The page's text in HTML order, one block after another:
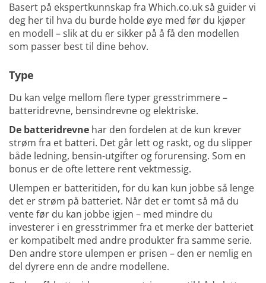
Basert på ekspertkunnskap fra Which.co.uk så guider vi
deg her til hva du burde holde øye med før du kjøper
en modell – slik at du er sikker på å få den modellen
som passer best til dine behov.
Type
Du kan velge mellom flere typer gresstrimmere –
batteridrevne, bensindrevne og elektriske.
De batteridrevne har den fordelen at de kun krever
strøm fra et batteri. Det går lett og raskt, og du slipper
både ledning, bensin-utgifter og forurensing. Som en
bonus er de ofte lettere rent vektmessig.
Ulempen er batteritiden, for du kan kun jobbe så lenge
det er strøm på batteriet. Når det er tomt så må du
vente før du kan jobbe igjen – med mindre du
investerer i en gresstrimmer fra et merke der batteriet
er kompatibelt med andre produkter fra samme serie.
Den andre store ulempen er prisen – den er nemlig en
del dyrere enn de andre modellene.